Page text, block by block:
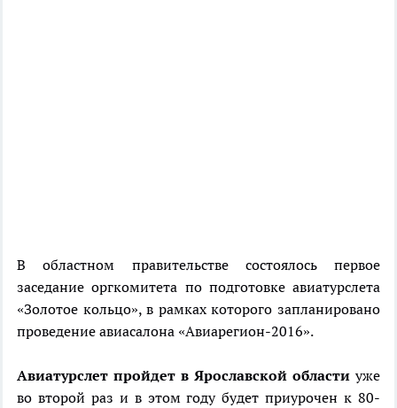
В областном правительстве состоялось первое
заседание оргкомитета по подготовке авиатурслета
«Золотое кольцо», в рамках которого запланировано
проведение авиасалона «Авиарегион-2016».
Авиатурслет пройдет в Ярославской области уже
во второй раз и в этом году будет приурочен к 80-